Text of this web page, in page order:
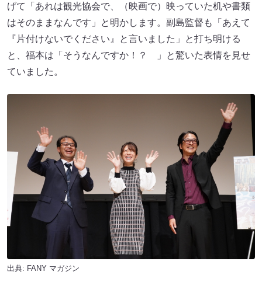
げて「あれは観光協会で、（映画で）映っていた机や書類
はそのままなんです」と明かします。副島監督も「あえて
『片付けないでください』と言いました」と打ち明ける
と、福本は「そうなんですか！？ 」と驚いた表情を見せ
ていました。
出典: FANY マガジン